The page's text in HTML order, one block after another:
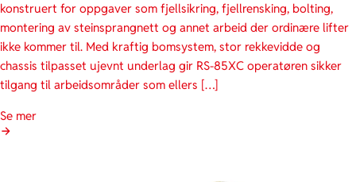
konstruert for oppgaver som fjellsikring, fjellrensking, bolting,
montering av steinsprangnett og annet arbeid der ordinære lifter
ikke kommer til. Med kraftig bomsystem, stor rekkevidde og
chassis tilpasset ujevnt underlag gir RS-85XC operatøren sikker
tilgang til arbeidsområder som ellers […]
Se mer